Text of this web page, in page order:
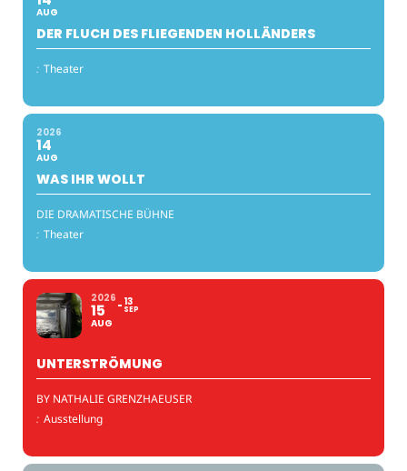
AUG
DER FLUCH DES FLIEGENDEN HOLLÄNDERS
: Theater
2026
14
AUG
WAS IHR WOLLT
DIE DRAMATISCHE BÜHNE
: Theater
2026
15
AUG
13
SEP
UNTERSTRÖMUNG
BY NATHALIE GRENZHAEUSER
: Ausstellung